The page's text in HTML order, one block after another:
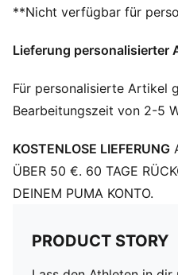
XL: (180–200 cm)/L:
PUMA Cat Logo
**Nicht verfügbar für
Lieferung personalisierter
Für personalisierte Artikel
Bearbeitungszeit von 2-5
KOSTENLOSE LIEFERUNG
ÜBER 50 €. 60 TAGE
DEINEM PUMA KONTO.
PRODUCT STORY